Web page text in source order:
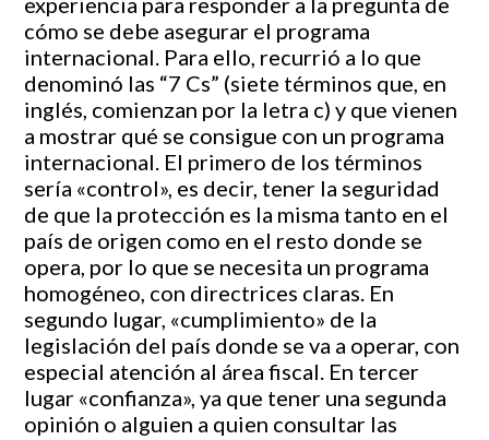
cómo se debe asegurar el programa
internacional. Para ello, recurrió a lo que
denominó las “7 Cs” (siete términos que, en
inglés, comienzan por la letra c) y que vienen
a mostrar qué se consigue con un programa
internacional. El primero de los términos
sería «control», es decir, tener la seguridad
de que la protección es la misma tanto en el
país de origen como en el resto donde se
opera, por lo que se necesita un programa
homogéneo, con directrices claras. En
segundo lugar, «cumplimiento» de la
legislación del país donde se va a operar, con
especial atención al área fiscal. En tercer
lugar «confianza», ya que tener una segunda
opinión o alguien a quien consultar las